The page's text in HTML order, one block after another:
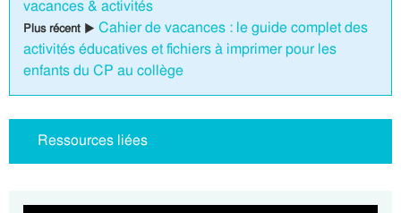
vacances & activités
Plus récent ▶ Cahier de vacances : le guide complet des
activités éducatives et fichiers à imprimer pour les
enfants du CP au collège
Ressources liées